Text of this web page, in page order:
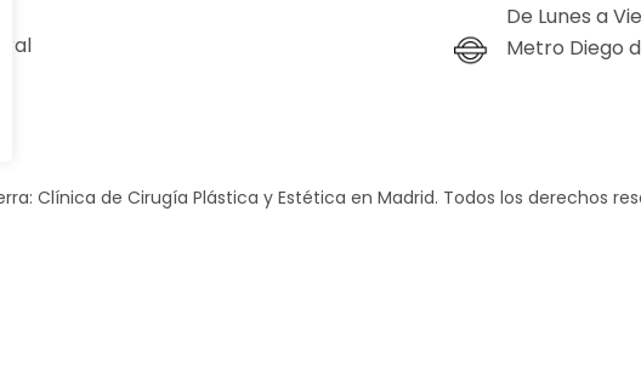
De Lunes a
Metro Diego
Clínica de Cirugía Plástica y Estética en Madrid. Todos los derechos